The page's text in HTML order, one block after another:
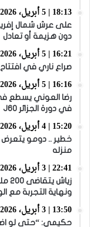
18:13 | 5 أبريل، 2026
دون هزيمة أو تعادل
16:21 | 5 أبريل، 2026
صراع ناري في افتتاح
16:16 | 5 أبريل، 2026
رضا العوني يسطع
في دورة الجزائر J60
15:20 | 4 أبريل، 2026
خطير .. دومو يتعرض
منزله
22:41 | 3 أبريل، 2026
ونهاية التجربة مع
13:50 | 3 أبريل، 2026
حكيمي: “حتى لو